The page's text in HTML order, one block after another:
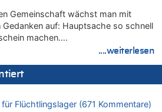
in NRW so niedrig wie noch nie
5/11 zu
City niedergestochen
City niedergestochen
Krise?
Gemeinschaft wächst man mit
auf: Hauptsache so schnell
machen….
....weiterlesen
Flüchtlingslager (671 Kommentare)